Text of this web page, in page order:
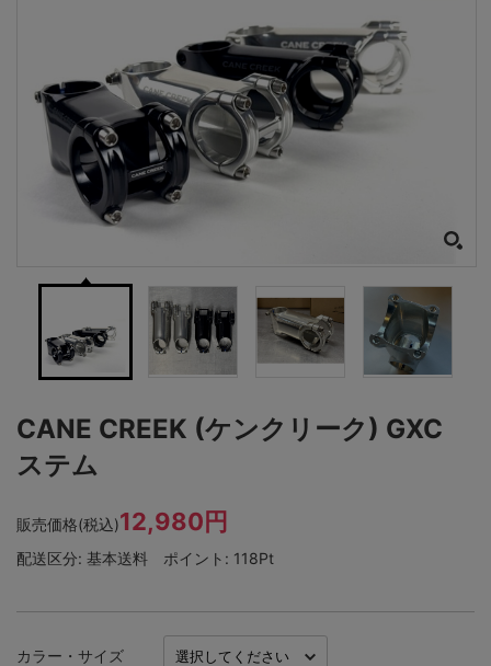
CANE CREEK (ケンクリーク) GXC
ステム
販売価格(税込)12,980円
配送区分: 基本送料 ポイント: 118Pt
カラー・サイズ